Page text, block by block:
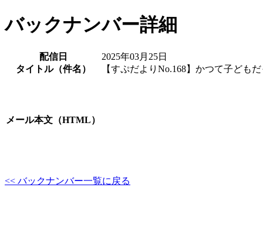
バックナンバー詳細
配信日
2025年03月25日
タイトル（件名）
【すぷだよりNo.168】かつて子ども
メール本文（HTML）
<< バックナンバー一覧に戻る